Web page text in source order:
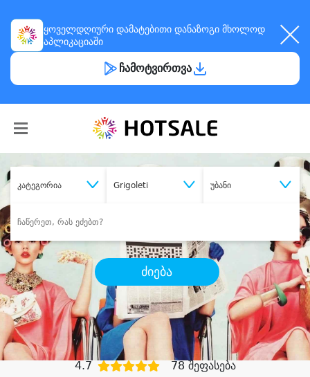
ყოველდღიური დამატებითი დანაზოგი მხოლოდ
აპლიკაციაში
ჩამოტვირთვა
კატეგორია Grigoleti უბანი
ძიება
შეიძინესასურველი მომსახურება
დიდი დანაზოგით
4.7 78 შეფასება